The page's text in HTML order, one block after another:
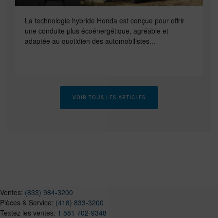
La technologie hybride Honda est conçue pour offrir
une conduite plus écoénergétique, agréable et
adaptée au quotidien des automobilistes...
VOIR TOUS LES ARTICLES
Ventes: (833) 984-3200
Pièces & Service: (418) 833-3200
Textez les ventes: 1 581 702-9348